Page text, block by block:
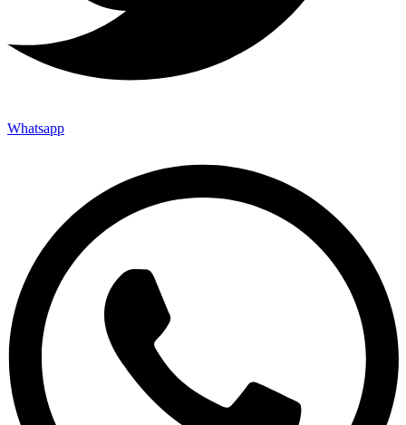
Whatsapp